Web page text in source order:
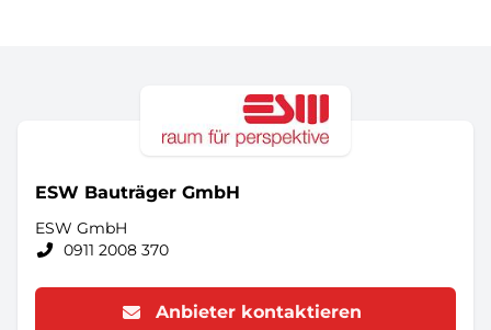
ESW Bauträger GmbH
ESW GmbH
0911 2008 370
Anbieter kontaktieren